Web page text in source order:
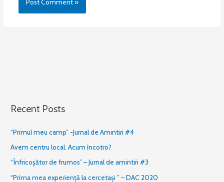
Recent Posts
“Primul meu camp” -Jurnal de Amintiri #4
Avem centru local. Acum încotro?
“Înfricoșător de frumos” – Jurnal de amintiri #3
“Prima mea experiență la cercetași ” – DAC 2020